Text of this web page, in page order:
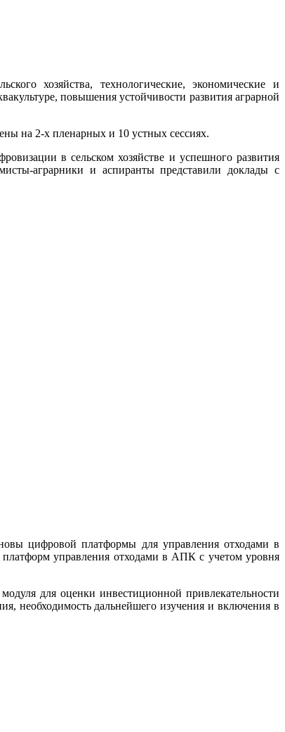
хозяйства, технологические, экономические и
повышения устойчивости развития аграрной
на 2-х пленарных и 10 устных сессиях.
в сельском хозяйстве и успешного развития
аграрники и аспиранты представили доклады с
цифровой платформы для управления отходами в
управления отходами в АПК с учетом уровня
для оценки инвестиционной привлекательности
необходимость дальнейшего изучения и включения в